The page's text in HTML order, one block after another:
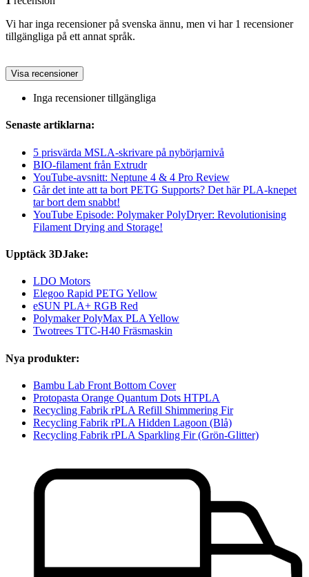
Vi har inga recensioner på svenska ännu, men vi har 1 recensioner
tillgängliga på ett annat språk.
Visa recensioner
Inga recensioner tillgängliga
Senaste artiklarna:
5 prisvärda MSLA-skrivare på nybörjarnivå
BIO-filament från Extrudr
YouTube-avsnitt: Neptune 4 & 4 Pro Review
Går det inte att ta bort PETG Supports? Det här PLA-knepet
tar bort dem snabbt!
YouTube Episode: Polymaker PolyDryer: Revolutionising
Filament Drying and Storage!
Upptäck 3DJake:
LDO Motors
Elegoo Rapid PETG Yellow
eSUN PLA+ RGB Red
Polymaker PolyMax PLA Yellow
Twotrees TTC-H40 Fräsmaskin
Nya produkter:
Bambu Lab Front Bottom Cover
Protopasta Orange Quantum Dots HTPLA
Recycling Fabrik rPLA Refill Shimmering Fir
Recycling Fabrik rPLA Hidden Lagoon (Blå)
Recycling Fabrik rPLA Sparkling Fir (Grön-Glitter)